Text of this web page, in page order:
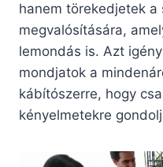
hanem törekedjetek
megvalósítására,
lemondás is. Azt
mondjatok a
kábítószerre, hogy
kényelmetekre